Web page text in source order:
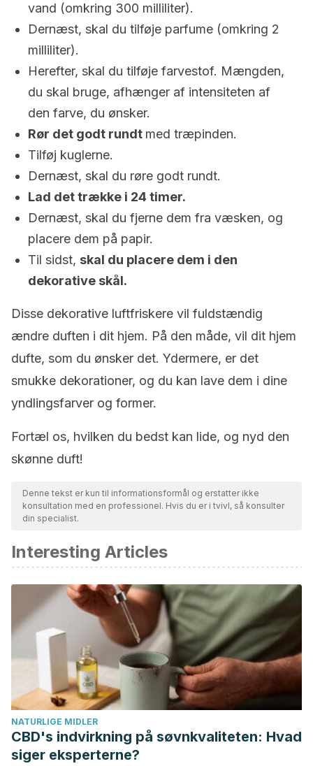
vand (omkring 300 milliliter).
Dernæst, skal du tilføje parfume (omkring 2
milliliter).
Herefter, skal du tilføje farvestof. Mængden,
du skal bruge, afhænger af intensiteten af
den farve, du ønsker.
Rør det godt rundt med træpinden.
Tilføj kuglerne.
Dernæst, skal du røre godt rundt.
Lad det trække i 24 timer.
Dernæst, skal du fjerne dem fra væsken, og
placere dem på papir.
Til sidst, skal du placere dem i den
dekorative skål.
Disse dekorative luftfriskere vil fuldstændig
ændre duften i dit hjem. På den måde, vil dit hjem
dufte, som du ønsker det. Ydermere, er det
smukke dekorationer, og du kan lave dem i dine
yndlingsfarver og former.
Fortæl os, hvilken du bedst kan lide, og nyd den
skønne duft!
Denne tekst er kun til informationsformål og erstatter ikke
konsultation med en professionel. Hvis du er i tvivl, så konsulter
din specialist.
Interesting Articles
NATURLIGE MIDLER
CBD's indvirkning på søvnkvaliteten: Hvad
siger eksperterne?